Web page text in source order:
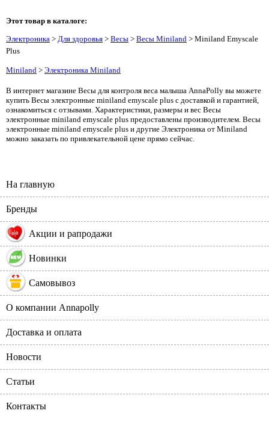
Этот товар в каталоге:
Электроника > Для здоровья > Весы > Весы Miniland > Miniland Emyscale
Plus
Miniland > Электроника Miniland
В интернет магазине Весы для контроля веса малыша AnnaPolly вы можете
купить Весы электронные miniland emyscale plus с доставкой и гарантией,
ознакомиться с отзывами. Характеристики, размеры и вес Весы
электронные miniland emyscale plus предоставлены производителем. Весы
электронные miniland emyscale plus и другие Электроника от Miniland
можно заказать по привлекательной цене прямо сейчас.
На главную
Бренды
% Акции и рапродажи
Новинки
Самовывоз
О компании Annapolly
Доставка и оплата
Новости
Статьи
Контакты